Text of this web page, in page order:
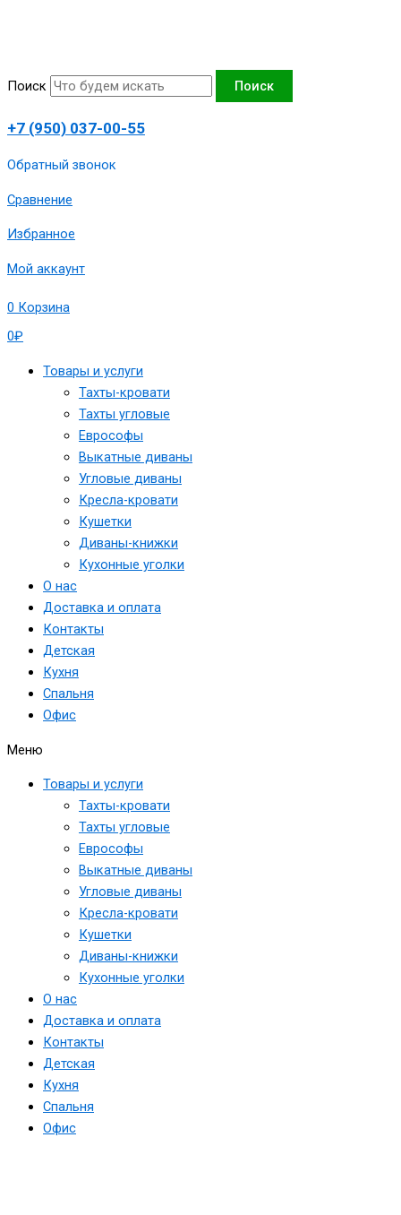
Поиск Поиск
+7 (950) 037-00-55
Обратный звонок
Сравнение
Избранное
Мой аккаунт
0₽
0 Корзина
Товары и услуги
Тахты-кровати
Тахты угловые
Еврософы
Выкатные диваны
Угловые диваны
Кресла-кровати
Кушетки
Диваны-книжки
Кухонные уголки
О нас
Доставка и оплата
Контакты
Детская
Кухня
Спальня
Офис
Меню
Товары и услуги
Тахты-кровати
Тахты угловые
Еврософы
Выкатные диваны
Угловые диваны
Кресла-кровати
Кушетки
Диваны-книжки
Кухонные уголки
О нас
Доставка и оплата
Контакты
Детская
Кухня
Спальня
Офис
аккордеон
«Мартин»160х190
,
185х95х95
1980-
МРТН-160-
Вблссерт